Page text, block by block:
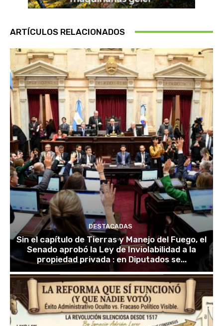
ARTÍCULOS RELACIONADOS
DESTACADAS
Sin el capítulo de Tierras y Manejo del Fuego, el
Senado aprobó la Ley de Inviolabilidad a la
propiedad privada : en Diputados se...